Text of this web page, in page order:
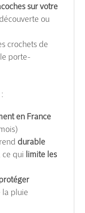
sur votre
ou
crochets de
porte-
en France
durable
ce qui limite les
pluie